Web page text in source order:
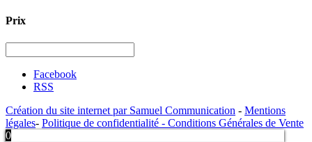
Prix
Facebook
RSS
Création du site internet par Samuel Communication - Mentions
légales- Politique de confidentialité - Conditions Générales de Vente
0